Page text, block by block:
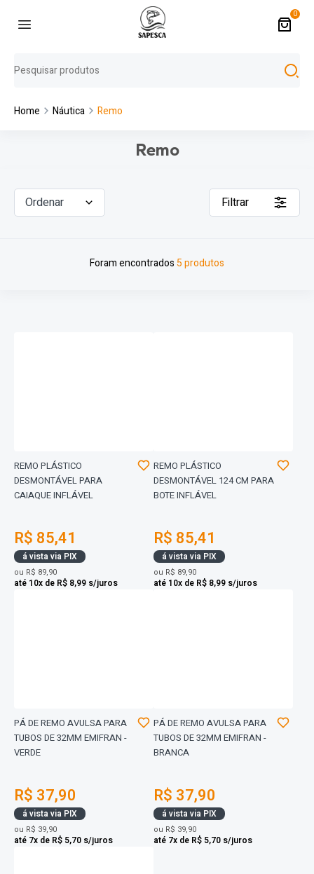
0
Home Náutica Remo
Remo
Foram encontrados5 produtos
Filtrar
Ordenar
REMO PLÁSTICO
DESMONTÁVEL PARA
CAIAQUE INFLÁVEL
R$ 85,41
á vista via PIX
ou R$ 89,90
até 10x de R$ 8,99 s/juros
REMO PLÁSTICO
DESMONTÁVEL 124 CM PARA
BOTE INFLÁVEL
R$ 85,41
á vista via PIX
ou R$ 89,90
até 10x de R$ 8,99 s/juros
PÁ DE REMO AVULSA PARA
TUBOS DE 32MM EMIFRAN -
VERDE
R$ 37,90
á vista via PIX
ou R$ 39,90
até 7x de R$ 5,70 s/juros
PÁ DE REMO AVULSA PARA
TUBOS DE 32MM EMIFRAN -
BRANCA
R$ 37,90
á vista via PIX
ou R$ 39,90
até 7x de R$ 5,70 s/juros